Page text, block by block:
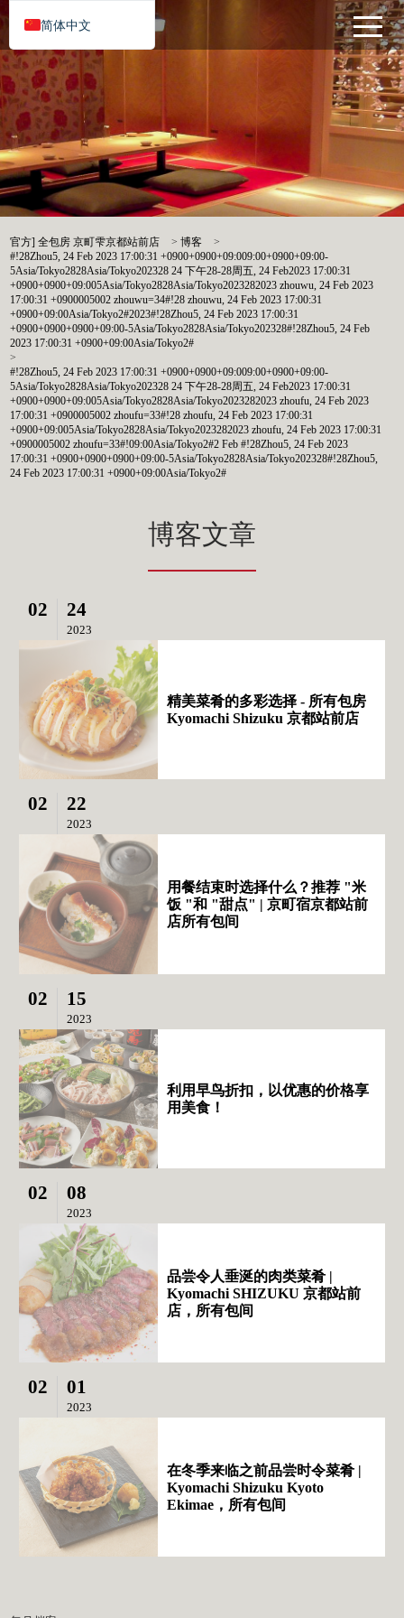
官方] 全包房 京町雫京都站前店 >博客
>
#!28Zhou5, 24 Feb 2023 17:00:31 +0900+0900+09:009:00+0900+09:00-
5Asia/Tokyo2828Asia/Tokyo202328 24 下午28-28周五, 24 Feb2023 17:00:31
+0900+0900+09:005Asia/Tokyo2828Asia/Tokyo2023282023 zhouwu, 24 Feb 2023
17:00:31 +0900005002 zhouwu=34#!28 zhouwu, 24 Feb 2023 17:00:31
+0900+09:00Asia/Tokyo2#2023#!28Zhou5, 24 Feb 2023 17:00:31
+0900+0900+0900+09:00-5Asia/Tokyo2828Asia/Tokyo202328#!28Zhou5, 24 Feb
2023 17:00:31 +0900+09:00Asia/Tokyo2#
>
#!28Zhou5, 24 Feb 2023 17:00:31 +0900+0900+09:009:00+0900+09:00-
5Asia/Tokyo2828Asia/Tokyo202328 24 下午28-28周五, 24 Feb2023 17:00:31
+0900+0900+09:005Asia/Tokyo2828Asia/Tokyo2023282023 zhoufu, 24 Feb 2023
17:00:31 +0900005002 zhoufu=33#!28 zhoufu, 24 Feb 2023 17:00:31
+0900+09:005Asia/Tokyo2828Asia/Tokyo2023282023 zhoufu, 24 Feb 2023 17:00:31
+0900005002 zhoufu=33#!09:00Asia/Tokyo2#2 Feb #!28Zhou5, 24 Feb 2023
17:00:31 +0900+0900+0900+09:00-5Asia/Tokyo2828Asia/Tokyo202328#!28Zhou5,
24 Feb 2023 17:00:31 +0900+09:00Asia/Tokyo2#
博客文章
02 24
2023
精美菜肴的多彩选择 - 所有包房
Kyomachi Shizuku 京都站前店
02 22
2023
用餐结束时选择什么？推荐 "米
饭 "和 "甜点" | 京町宿京都站前
店所有包间
02 15
2023
利用早鸟折扣，以优惠的价格享
用美食！
02 08
2023
品尝令人垂涎的肉类菜肴 |
Kyomachi SHIZUKU 京都站前
店，所有包间
02 01
2023
在冬季来临之前品尝时令菜肴 |
Kyomachi Shizuku Kyoto
Ekimae，所有包间
简体中文